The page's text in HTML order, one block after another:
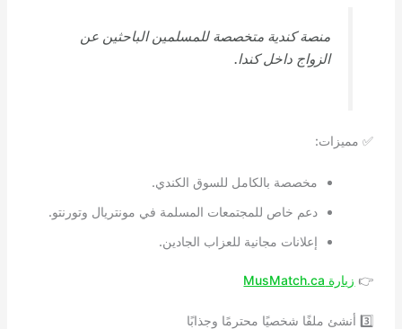
منصة كندية متخصصة للمسلمين الباحثين عن
الزواج داخل كندا.
✅ مميزات:
مخصصة بالكامل للسوق الكندي.
دعم خاص للمجتمعات المسلمة في مونتريال وتورنتو.
إعلانات مجانية للعزاب الجادين.
👉 زيارة MusMatch.ca
3️⃣ أنشئ ملفًا شخصيًا محترمًا وجذابًا